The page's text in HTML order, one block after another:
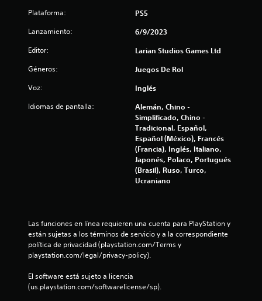
t
l
a
n
Plataforma: PS5
Lanzamiento: 6/9/2023
Editor: Larian Studios Games Ltd
Géneros: Juegos De Rol
Voz: Inglés
Idiomas de pantalla:
Alemán, Chino -
Simplificado, Chino -
Tradicional, Español,
Español (México), Francés
(Francia), Inglés, Italiano,
Japonés, Polaco, Portugués
(Brasil), Ruso, Turco,
Ucraniano
Las funciones en línea requieren una cuenta para PlayStation y
están sujetas a los términos de servicio y a la correspondiente
política de privacidad (playstation.com/Terms y
playstation.com/legal/privacy-policy).
El software está sujeto a licencia
(us.playstation.com/softwarelicense/sp).